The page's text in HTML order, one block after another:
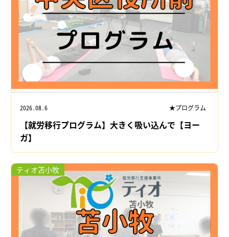
2026.08.6 ★プログラム
【就労移行プログラム】大きく吸い込んで【ヨー
ガ】
ティオ苫小牧